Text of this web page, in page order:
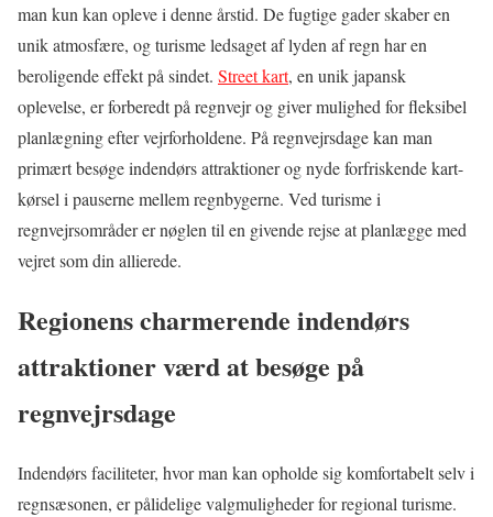
man kun kan opleve i denne årstid. De fugtige gader skaber en
unik atmosfære, og turisme ledsaget af lyden af regn har en
beroligende effekt på sindet. Street kart, en unik japansk
oplevelse, er forberedt på regnvejr og giver mulighed for fleksibel
planlægning efter vejrforholdene. På regnvejrsdage kan man
primært besøge indendørs attraktioner og nyde forfriskende kart-
kørsel i pauserne mellem regnbygerne. Ved turisme i
regnvejrsområder er nøglen til en givende rejse at planlægge med
vejret som din allierede.
Regionens charmerende indendørs
attraktioner værd at besøge på
regnvejrsdage
Indendørs faciliteter, hvor man kan opholde sig komfortabelt selv i
regnsæsonen, er pålidelige valgmuligheder for regional turisme.